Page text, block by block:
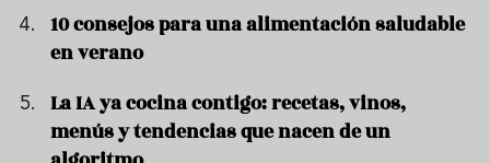
10 consejos para una alimentación saludable
en verano
La IA ya cocina contigo: recetas, vinos,
menús y tendencias que nacen de un